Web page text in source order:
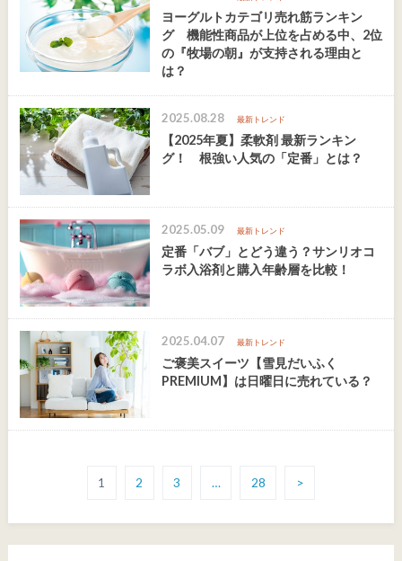
ヨーグルトカテゴリ売れ筋ランキン
グ 機能性商品が上位を占める中、2位
の『牧場の朝』が支持される理由と
は？
2025.08.28 最新トレンド
【2025年夏】柔軟剤 最新ランキン
グ！ 根強い人気の「定番」とは？
2025.05.09 最新トレンド
定番「バブ」とどう違う？サンリオコ
ラボ入浴剤と購入年齢層を比較！
2025.04.07 最新トレンド
ご褒美スイーツ【雪見だいふく
PREMIUM】は日曜日に売れている？
1 2 3 … 28 >